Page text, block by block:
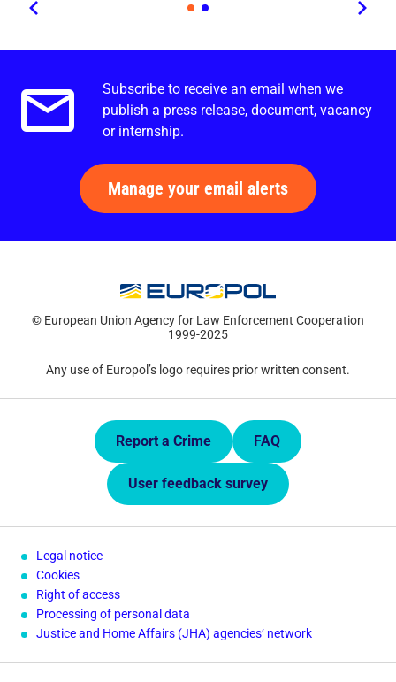
Email alerts.
Subscribe to receive an email when we
publish a press release, document, vacancy
or internship.
Manage your email alerts
© European Union Agency for Law Enforcement Cooperation
1999-2025
Any use of Europol’s logo requires prior written consent.
Quick Links.Report a Crime FAQ
User feedback survey
Legal notice
Cookies
Right of access
Processing of personal data
Justice and Home Affairs (JHA) agencies‘ network